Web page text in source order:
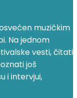
muzičkim
Na jednom
vesti, čitati
još
i intervjui,